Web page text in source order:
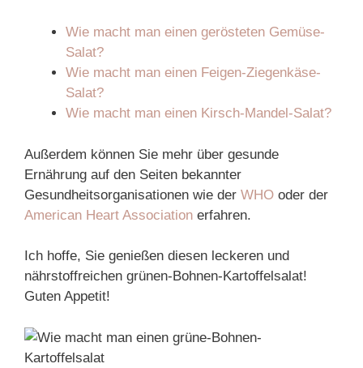
Wie macht man einen gerösteten Gemüse-
Salat?
Wie macht man einen Feigen-Ziegenkäse-
Salat?
Wie macht man einen Kirsch-Mandel-Salat?
Außerdem können Sie mehr über gesunde
Ernährung auf den Seiten bekannter
Gesundheitsorganisationen wie der WHO oder der
American Heart Association erfahren.
Ich hoffe, Sie genießen diesen leckeren und
nährstoffreichen grünen-Bohnen-Kartoffelsalat!
Guten Appetit!